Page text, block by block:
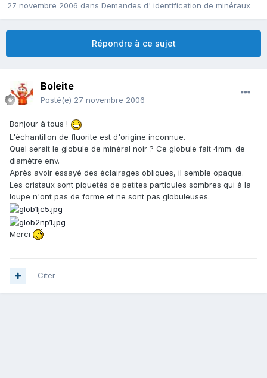
27 novembre 2006 dans Demandes d' identification de minéraux
Répondre à ce sujet
Boleite
Posté(e) 27 novembre 2006
Bonjour à tous !
L'échantillon de fluorite est d'origine inconnue.
Quel serait le globule de minéral noir ? Ce globule fait 4mm. de
diamètre env.
Après avoir essayé des éclairages obliques, il semble opaque.
Les cristaux sont piquetés de petites particules sombres qui à la
loupe n'ont pas de forme et ne sont pas globuleuses.
Merci
Citer